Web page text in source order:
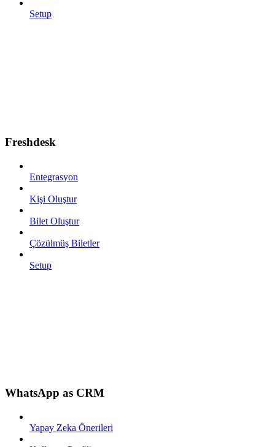
Setup
Freshdesk
Entegrasyon
Kişi Oluştur
Bilet Oluştur
Çözülmüş Biletler
Setup
WhatsApp as CRM
Yapay Zeka Önerileri